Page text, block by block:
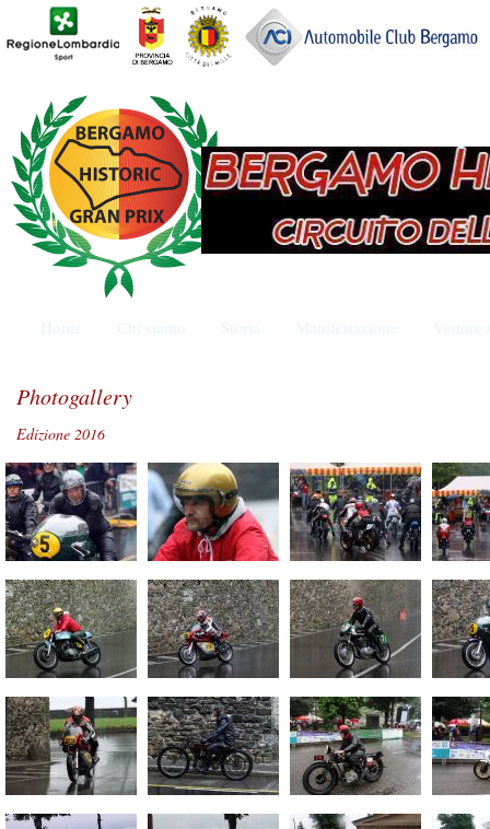
Home Chi siamo Storia Manifestazione Vetture
Photogallery
Edizione 2016